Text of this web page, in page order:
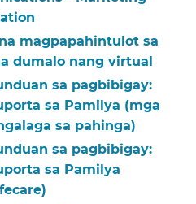
magpapahintulot sa
dumalo nang virtual​​
sa pagbibigay:
sa Pamilya (mga
sa pahinga)​​
sa pagbibigay:
sa Pamilya